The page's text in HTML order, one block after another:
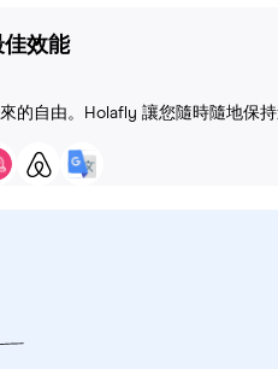
效能
的自由。Holafly 讓您隨時隨地保持